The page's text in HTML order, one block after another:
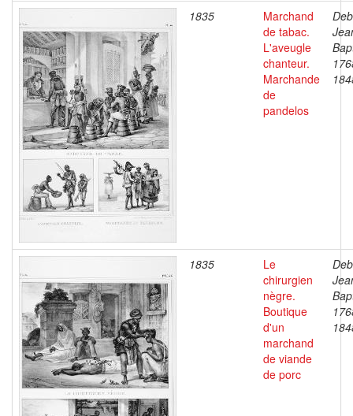
1835
Marchand
de tabac.
L'aveugle
chanteur.
Marchande
de
pandelos
1835
Le
chirurgien
nègre.
Boutique
d'un
marchand
de viande
de porc